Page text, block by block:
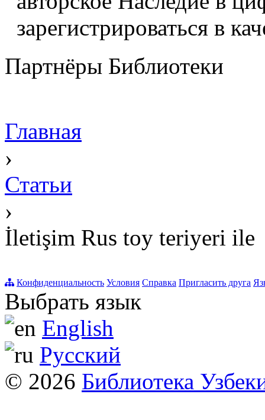
зарегистрироваться в
Партнёры Библиотеки
Главная
›
Статьи
›
İletişim Rus toy teriyeri ile
Конфиденциальность Условия Справка Пригласить друга
Выбрать язык
English
Русский
© 2026 Библиотека